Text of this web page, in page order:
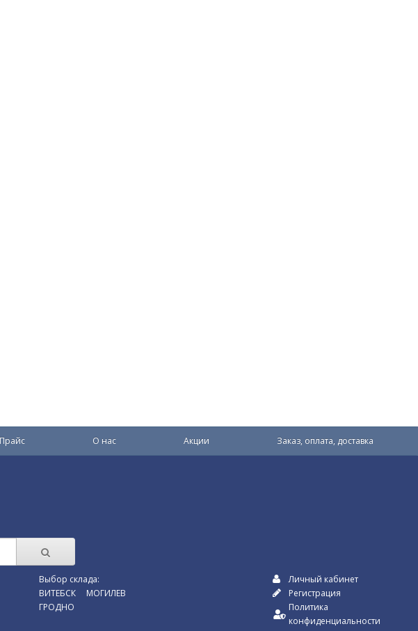
Прайс О нас Акции Заказ, оплата, доставка
Выбор склада:
ВИТЕБСК
ГРОДНО
МОГИЛЕВ
Личный кабинет
Регистрация
Политика
конфиденциальности